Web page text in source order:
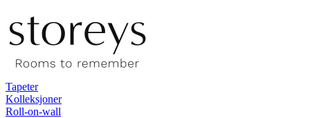
Tapeter
Kolleksjoner
Roll-on-wall